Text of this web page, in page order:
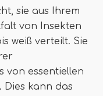
sie aus Ihrem
von Insekten
weiß verteilt. Sie
von essentiellen
kann das